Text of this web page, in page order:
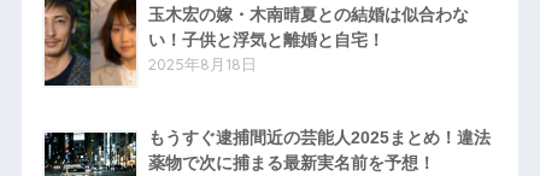
玉木宏の嫁・木南晴夏との結婚は似合わな
い！子供と浮気と離婚と自宅！
2025年8月18日
もうすぐ逮捕間近の芸能人2025まとめ！違法
薬物で次に捕まる最新実名前を予想！